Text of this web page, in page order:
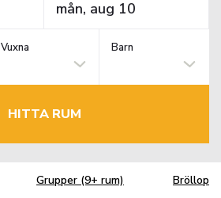
Vuxna Barn
HITTA RUM
Grupper (9+ rum) Bröllop